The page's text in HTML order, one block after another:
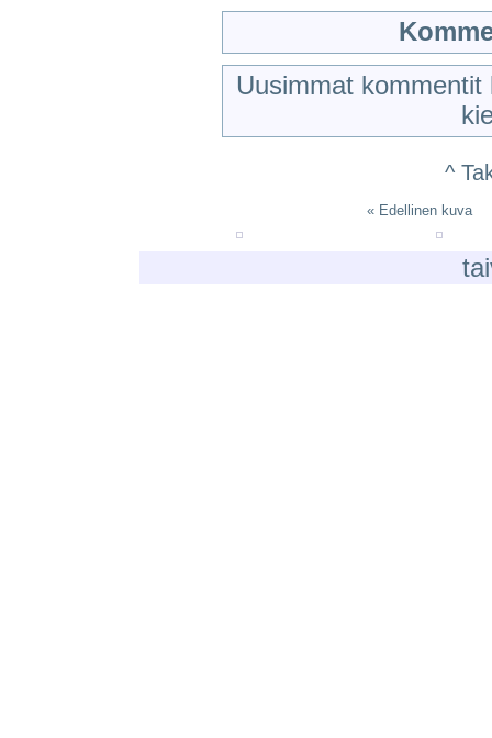
Uusimmat
^
« Edellinen kuva